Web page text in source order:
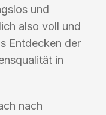
und
also voll und
Entdecken der
in
nach